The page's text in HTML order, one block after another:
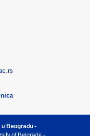
Beogradu -